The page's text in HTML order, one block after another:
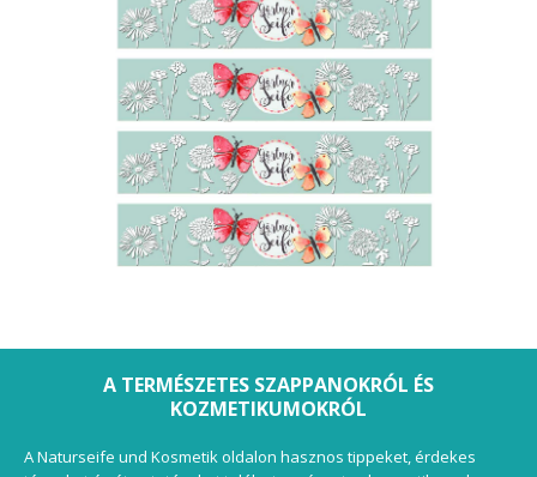
A TERMÉSZETES SZAPPANOKRÓL ÉS
KOZMETIKUMOKRÓL
A Naturseife und Kosmetik oldalon hasznos tippeket, érdekes